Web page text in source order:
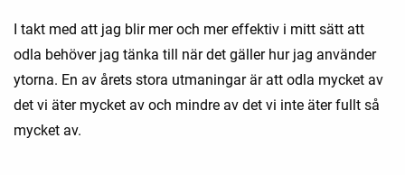
I takt med att jag blir mer och mer effektiv i mitt sätt att
odla behöver jag tänka till när det gäller hur jag använder
ytorna. En av årets stora utmaningar är att odla mycket av
det vi äter mycket av och mindre av det vi inte äter fullt så
mycket av.